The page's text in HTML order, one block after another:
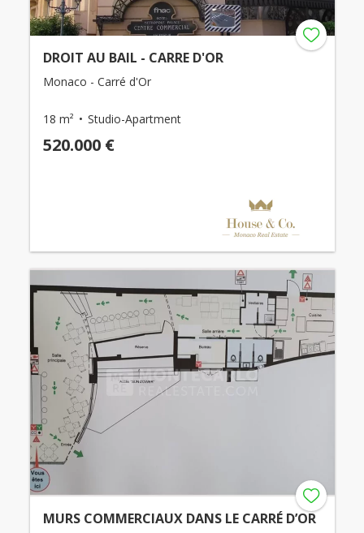
DROIT AU BAIL - CARRE D'OR
Monaco - Carré d'Or
18 m² Studio-Apartment
520.000 €
MURS COMMERCIAUX DANS LE CARRÉ D’OR